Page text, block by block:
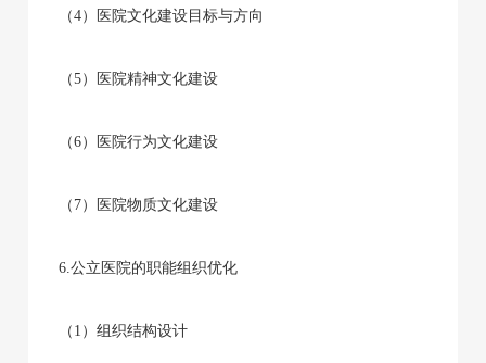
（4）医院文化建设目标与方向
（5）医院精神文化建设
（6）医院行为文化建设
（7）医院物质文化建设
6.公立医院的职能组织优化
（1）组织结构设计